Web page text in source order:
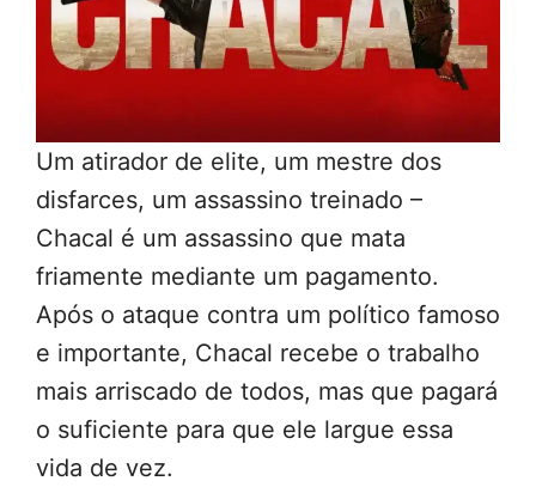
Um atirador de elite, um mestre dos
disfarces, um assassino treinado –
Chacal é um assassino que mata
friamente mediante um pagamento.
Após o ataque contra um político famoso
e importante, Chacal recebe o trabalho
mais arriscado de todos, mas que pagará
o suficiente para que ele largue essa
vida de vez.